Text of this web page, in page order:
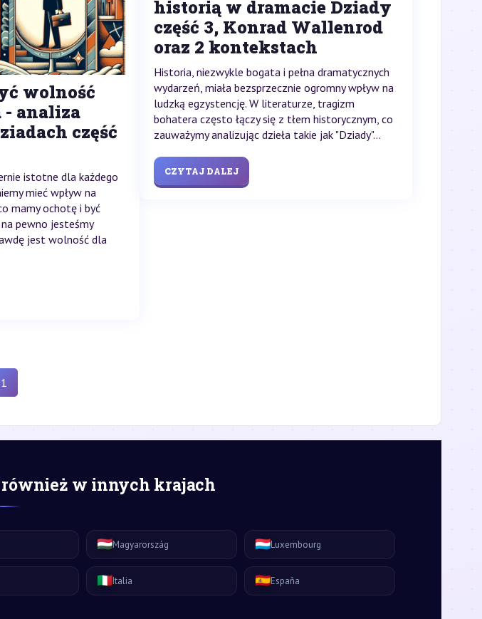
wolność
- analiza
część
istotne dla każdego
mieć wpływ na
mamy ochotę i być
na pewno jesteśmy
jest wolność dla
historią w dramacie Dziady
część 3, Konrad Wallenrod
oraz 2 kontekstach
Historia, niezwykle bogata i pełna dramatycznych
wydarzeń, miała bezsprzecznie ogromny wpływ na
ludzką egzystencję. W literaturze, tragizm
bohatera często łączy się z tłem historycznym, co
zauważymy analizując dzieła takie jak "Dziady"...
CZYTAJ DALEJ
1
w innych krajach
🇭🇺Magyarország 🇱🇺Luxembourg
🇮🇹Italia 🇪🇸España